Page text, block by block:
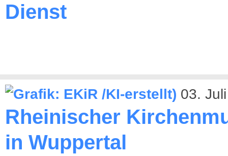
Dienst
03.
Rheinischer
in Wuppertal